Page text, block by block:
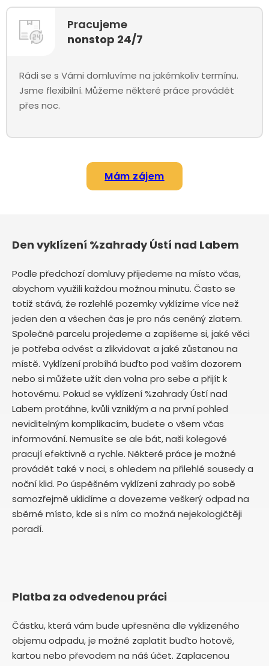
Pracujeme
nonstop 24/7
Rádi se s Vámi domluvíme na jakémkoliv termínu.
Jsme flexibilní. Můžeme některé práce provádět
přes noc.
Mám zájem
Den vyklízení %zahrady Ústí nad Labem
Podle předchozí domluvy přijedeme na místo včas,
abychom využili každou možnou minutu. Často se
totiž stává, že rozlehlé pozemky vyklízíme více než
jeden den a všechen čas je pro nás ceněný zlatem.
Společně parcelu projedeme a zapíšeme si, jaké věci
je potřeba odvést a zlikvidovat a jaké zůstanou na
místě. Vyklízení probíhá buďto pod vaším dozorem
nebo si můžete užít den volna pro sebe a přijít k
hotovému. Pokud se vyklízení %zahrady Ústí nad
Labem protáhne, kvůli vzniklým a na první pohled
neviditelným komplikacím, budete o všem včas
informování. Nemusíte se ale bát, naši kolegové
pracují efektivně a rychle. Některé práce je možné
provádět také v noci, s ohledem na přilehlé sousedy a
noční klid. Po úspěšném vyklízení zahrady po sobě
samozřejmě uklidíme a dovezeme veškerý odpad na
sběrné místo, kde si s ním co možná nejekologičtěji
poradí.
Platba za odvedenou práci
Částku, která vám bude upřesněna dle vyklizeného
objemu odpadu, je možné zaplatit buďto hotově,
kartou nebo převodem na náš účet. Zaplacenou